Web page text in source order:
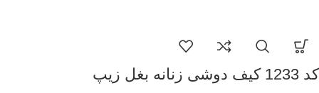
کد 1233 کیف دوشی زنانه بغل زیپ